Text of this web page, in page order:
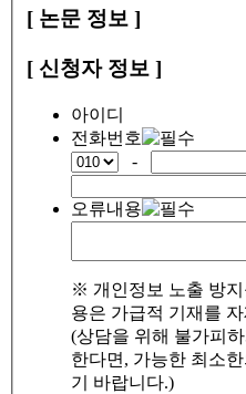
[ 논문 정보 ]
[ 신청자 정보 ]
아이디
전화번호
-
오류내용
※ 개인정보 노출 방지
용은 가급적 기재를
(상담을 위해 불가피
한다면, 가능한 최소
기 바랍니다.)